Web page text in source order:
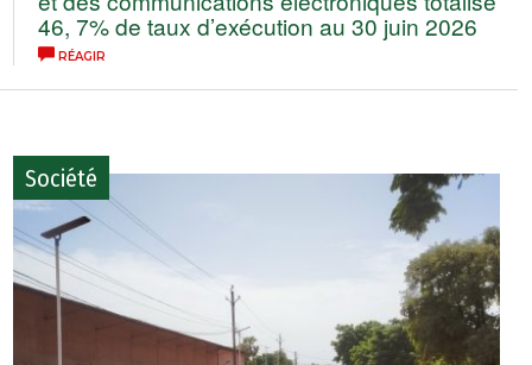
46, 7% de taux d’exécution au 30 juin 2026
RÉAGIR
Société